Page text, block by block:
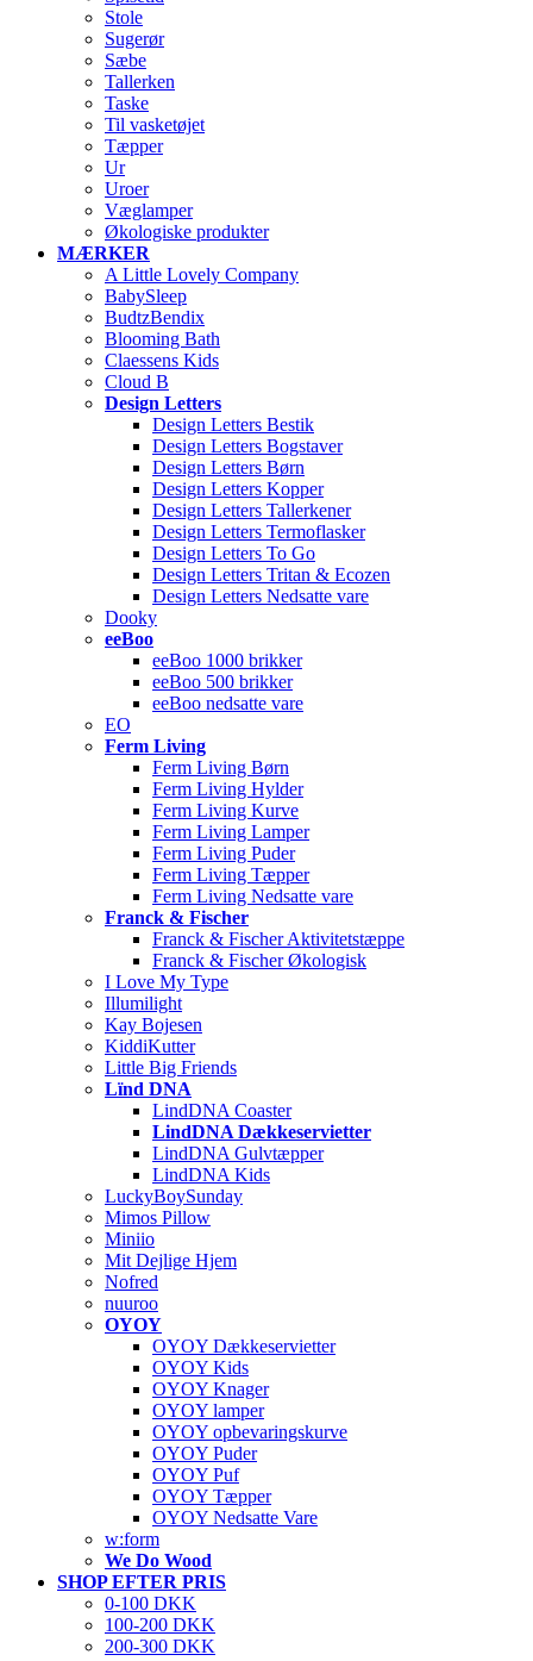
Stole
Sugerør
Sæbe
Tallerken
Taske
Til vasketøjet
Tæpper
Ur
Uroer
Væglamper
Økologiske produkter
MÆRKER
A Little Lovely Company
BabySleep
BudtzBendix
Blooming Bath
Claessens Kids
Cloud B
Design Letters
Design Letters Bestik
Design Letters Bogstaver
Design Letters Børn
Design Letters Kopper
Design Letters Tallerkener
Design Letters Termoflasker
Design Letters To Go
Design Letters Tritan & Ecozen
Design Letters Nedsatte vare
Dooky
eeBoo
eeBoo 1000 brikker
eeBoo 500 brikker
eeBoo nedsatte vare
EO
Ferm Living
Ferm Living Børn
Ferm Living Hylder
Ferm Living Kurve
Ferm Living Lamper
Ferm Living Puder
Ferm Living Tæpper
Ferm Living Nedsatte vare
Franck & Fischer
Franck & Fischer Aktivitetstæppe
Franck & Fischer Økologisk
I Love My Type
Illumilight
Kay Bojesen
KiddiKutter
Little Big Friends
Lïnd DNA
LindDNA Coaster
LindDNA Dækkeservietter
LindDNA Gulvtæpper
LindDNA Kids
LuckyBoySunday
Mimos Pillow
Miniio
Mit Dejlige Hjem
Nofred
nuuroo
OYOY
OYOY Dækkeservietter
OYOY Kids
OYOY Knager
OYOY lamper
OYOY opbevaringskurve
OYOY Puder
OYOY Puf
OYOY Tæpper
OYOY Nedsatte Vare
w:form
We Do Wood
SHOP EFTER PRIS
0-100 DKK
100-200 DKK
200-300 DKK